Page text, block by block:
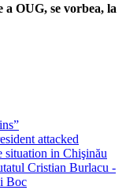
OUG, se vorbea, la
attacked
situation in Chişinău
Cristian Burlacu -
Boc